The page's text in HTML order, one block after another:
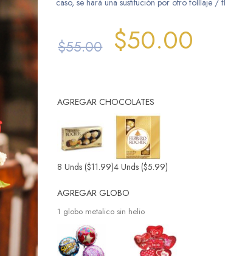
caso, se hará una sustitución por otro folllaje
$55.00 $50.00
AGREGAR CHOCOLATES
8 Unds ($11.99)4 Unds ($5.99)
AGREGAR GLOBO
1 globo metalico sin helio